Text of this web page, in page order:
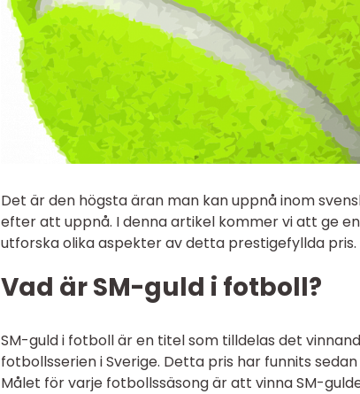
Det är den högsta äran man kan uppnå inom
efter att uppnå. I denna artikel kommer vi att ge
utforska olika aspekter av detta prestigefyllda pris.
Vad är SM-guld i fotboll?
SM-guld i fotboll är en titel som tilldelas det
fotbollsserien i Sverige. Detta pris har funnits
Målet för varje fotbollssäsong är att vinna SM-